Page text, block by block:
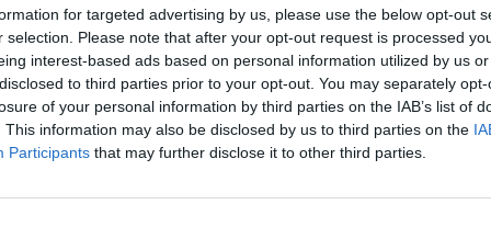
for targeted advertising by us, please use the below opt-out
selection. Please note that after your opt-out request is processed
interest-based ads based on personal information utilized by us
to third parties prior to your opt-out. You may separately
of your personal information by third parties on the IAB’s list of
This information may also be disclosed by us to third parties on the
Participants that may further disclose it to other third parties.
reményével lép pályára.
CSS 0–2 (0–0)